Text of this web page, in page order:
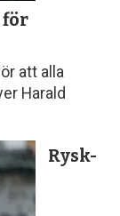
för
att alla
Harald
Rysk-